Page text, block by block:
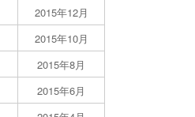
2015年12月
2015年10月
2015年8月
2015年6月